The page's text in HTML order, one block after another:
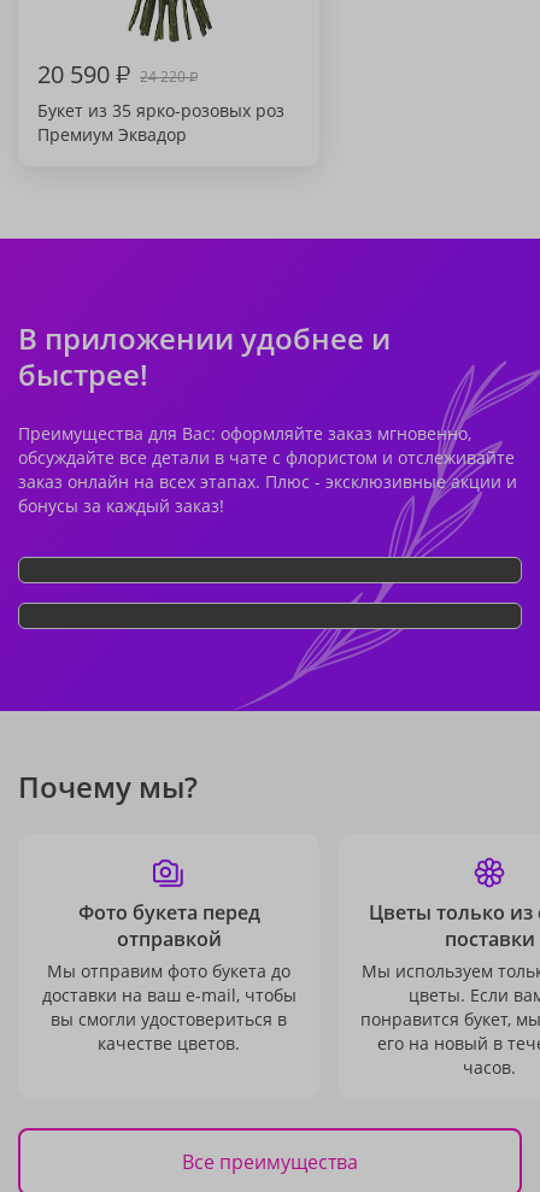
20 590₽ 24 220₽
Букет из 35 ярко-розовых роз
Премиум Эквадор
В приложении удобнее и
быстрее!
Преимущества для Вас: оформляйте заказ мгновенно,
обсуждайте все детали в чате с флористом и отслеживайте
заказ онлайн на всех этапах. Плюс - эксклюзивные акции и
бонусы за каждый заказ!
Почему мы?
Фото букета перед
отправкой
Мы отправим фото букета до
доставки на ваш e-mail, чтобы
вы смогли удостовериться в
качестве цветов.
Цветы только из
поставки
Мы используем
цветы. Если
понравится букет,
его на новый в
часов.
Все преимущества